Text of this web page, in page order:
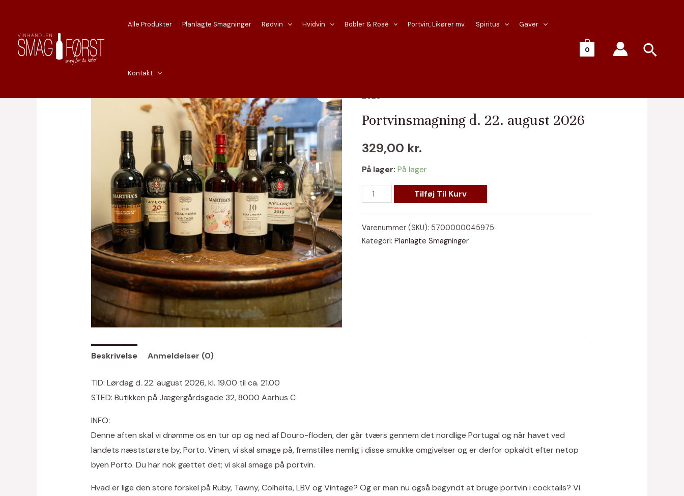
indholdet
Alle Produkter Planlagte Smagninger Rødvin Hvidvin Bobler & Rosé Portvin, Likører mv. Spiritus Gaver
Kontakt
0 Søg
2026
Portvinsmagning d. 22. august 2026
329,00 kr.
På lager: På lager
Portvinsmagning
august
Tilføj Til Kurv
Varenummer (SKU): 5700000045975
Kategori:Planlagte Smagninger
Beskrivelse Anmeldelser (0)
TID: Lørdag d. 22. august 2026, kl. 19.00 til ca. 21.00
STED: Butikken på Jægergårdsgade 32, 8000 Aarhus C
INFO:
Denne aften skal vi drømme os en tur op og ned af Douro-floden, der går tværs gennem det nordlige Portugal og når havet ved
landets næststørste by, Porto. Vinen, vi skal smage på, fremstilles nemlig i disse smukke omgivelser og er derfor opkaldt efter netop
byen Porto. Du har nok gættet det; vi skal smage på portvin.
Hvad er lige den store forskel på Ruby, Tawny, Colheita, LBV og Vintage? Og er man nu også begyndt at bruge portvin i cocktails? Vi